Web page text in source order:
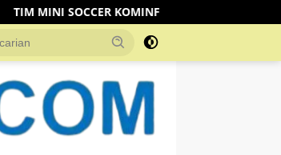
MUSI RAWAS KALAHKAN TIM DISHUB 3-2